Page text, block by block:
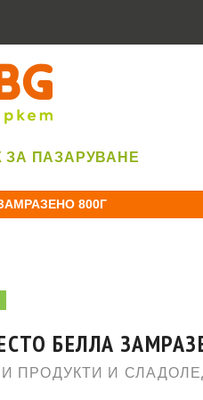
ПАЗАРУВАНЕ
800Г
БЕЛЛА
ПРОДУКТИ И